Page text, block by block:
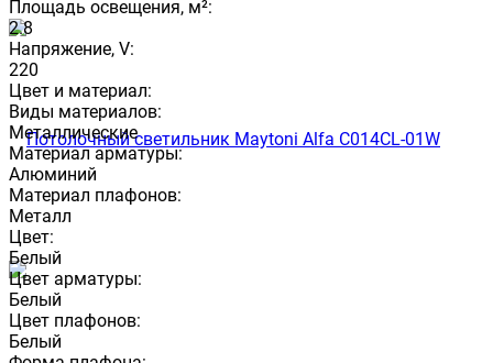
Площадь освещения, м²:
2.8
Напряжение, V:
220
Цвет и материал:
Виды материалов:
Металлические
Материал арматуры:
Алюминий
Материал плафонов:
Металл
Цвет:
Белый
Цвет арматуры:
Белый
Цвет плафонов:
Белый